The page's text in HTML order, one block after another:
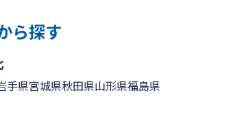
ら探す
手県宮城県秋田県山形県福島県